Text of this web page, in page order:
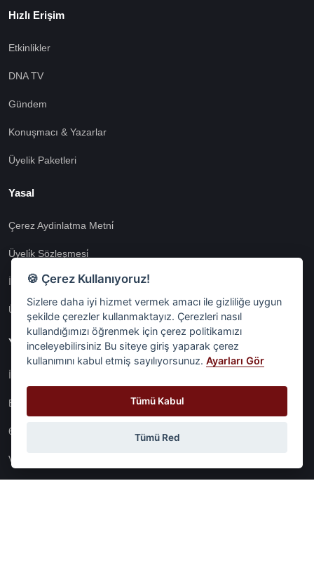
Hızlı Erişim
Etkinlikler
DNA TV
Gündem
Konuşmacı & Yazarlar
Üyelik Paketleri
Yasal
Çerez Aydinlatma Metni̇
Üyeli̇k Sözleşmesi̇
İnternet Si̇tesi̇ Aydinlatma Metni̇
Üyeli̇k Aydinlatma Metni̇
Yasal
İşlem Rehberi̇
Etk İzni̇ Metni̇
6698 Sayili Kvkk Gereği̇nce Veri̇ Sorumlusuna Başvuru Formu
Veri Sorumlularına Başvuru Formu
🍪 Çerez Kullanıyoruz!
Sizlere daha iyi hizmet vermek amacı ile gizliliğe uygun
şekilde çerezler kullanmaktayız. Çerezleri nasıl
kullandığımızı öğrenmek için çerez politikamızı
inceleyebilirsiniz Bu siteye giriş yaparak çerez
kullanımını kabul etmiş sayılıyorsunuz.Ayarları Gör
Tümü Kabul
Tümü Red